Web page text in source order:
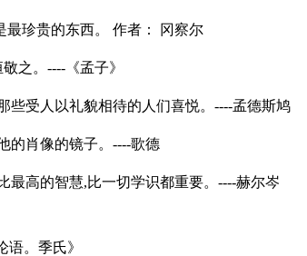
珍贵的东西。 作者： 冈察尔
之。----《孟子》
些受人以礼貌相待的人们喜悦。----孟德斯鸠
的肖像的镜子。----歌德
最高的智慧,比一切学识都重要。----赫尔岑
。季氏》